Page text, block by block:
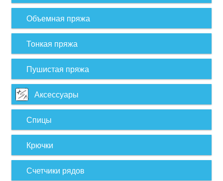
Объемная пряжа
Тонкая пряжа
Пушистая пряжа
Аксессуары
Спицы
Крючки
Счетчики рядов